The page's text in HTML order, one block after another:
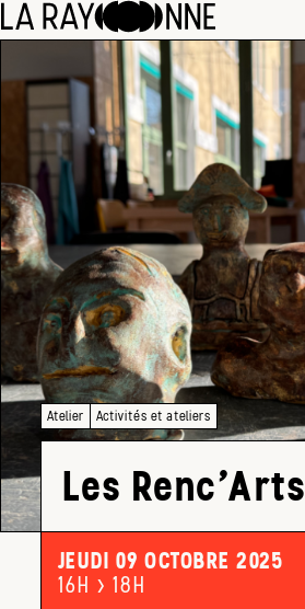
Atelier Activités et ateliers
Les Renc’Arts
JEUDI 09 OCTOBRE 2025
16H > 18H